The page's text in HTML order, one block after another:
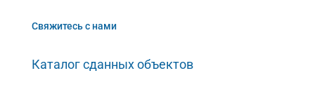
Свяжитесь с нами
Каталог сданных объектов